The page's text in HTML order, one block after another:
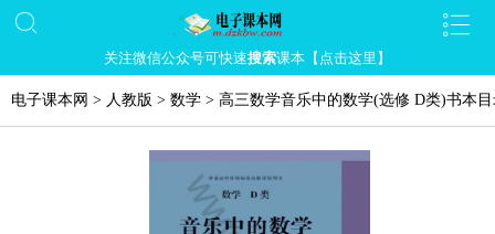
关注微信公众号可快速搜索课本【点击这里】
电子课本网 > 人教版 > 数学 > 高三数学音乐中的数学(选修 D类)书本